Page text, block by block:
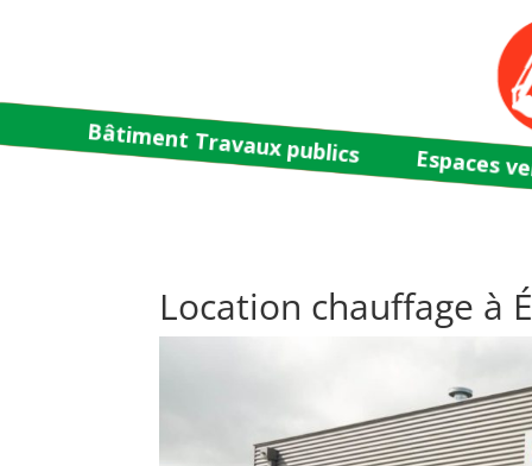
Bâtiment Travaux publics Espaces
Location chauffage à